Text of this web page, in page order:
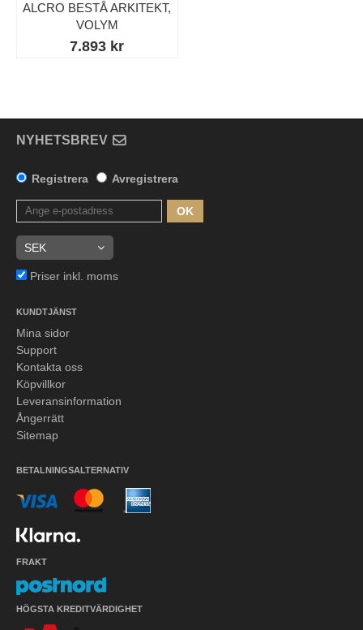
ALCRO BESTÅ ARKITEKT,
VOLYM
7.893 kr
NYHETSBREV
Registrera Avregistrera
OK
Priser inkl. moms
KUNDTJÄNST
Mina sidor
Support
Kontakta oss
Köpvillkor
Leveransinformation
Ångerrätt
Sitemap
BETALNINGSALTERNATIV
FRAKT
HÖGSTA KREDITVÄRDIGHET